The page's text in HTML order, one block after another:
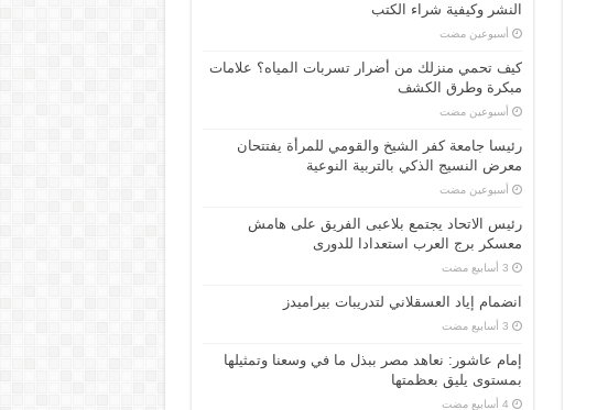
النشر وكيفية شراء الكتب
‏أسبوعين مضت
كيف تحمي منزلك من أضرار تسربات المياه؟ علامات
مبكرة وطرق الكشف
‏أسبوعين مضت
رئيسا جامعة كفر الشيخ والقومي للمرأة يفتتحان
معرض النسيج الذكي بالتربية النوعية
‏أسبوعين مضت
رئيس الاتحاد يجتمع بلاعبى الفريق على هامش
معسكر برج العرب استعدادا للدورى
انضمام إياد العسقلاني لتدريبات بيراميدز
إمام عاشور: نعاهد مصر ببذل ما في وسعنا وتمثيلها
بمستوى يليق بعظمتها